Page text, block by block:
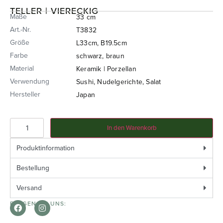
TELLER | VIERECKIG
Maße
33 cm
Art.-Nr.
T3832
Größe
L33cm, B19.5cm
Farbe
schwarz, braun
Material
Keramik | Porzellan
Verwendung
Sushi, Nudelgerichte, Salat
Hersteller
Japan
In den Warenkorb
Produktinformation
Bestellung
Versand
FOLGEN SIE UNS: